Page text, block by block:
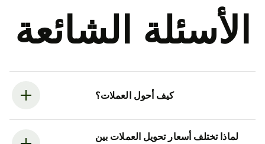
الأسئلة الشائعة
كيف أحول العملات؟
لماذا تختلف أسعار تحويل العملات بين